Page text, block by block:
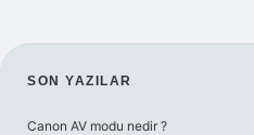
SIDEBAR
SON YAZILAR
Canon AV modu nedir ?